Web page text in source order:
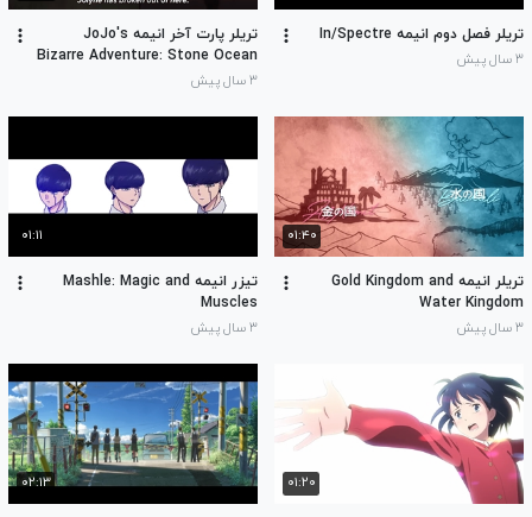
تریلر فصل دوم انیمه In/Spectre
۳ سال پیش
تریلر پارت آخر انیمه JoJo's
Bizarre Adventure: Stone Ocean
۳ سال پیش
۰۱:۴۰
تریلر انیمه Gold Kingdom and
Water Kingdom
۳ سال پیش
۰۱:۱۱
تیزر انیمه Mashle: Magic and
Muscles
۳ سال پیش
۰۱:۲۰ ۰۲:۱۳